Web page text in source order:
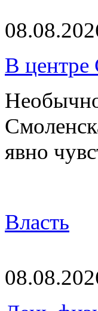
В центре
явно
Власть